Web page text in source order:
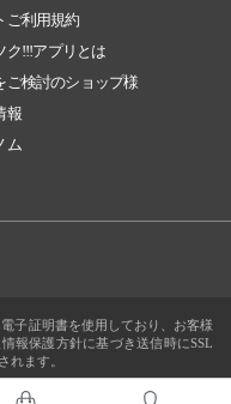
ご利用規約
ク!!!アプリとは
ご検討のショップ様
報
ム
子証明書を使用しており、お客様
報保護方針に基づき送信時にSSL
れます。